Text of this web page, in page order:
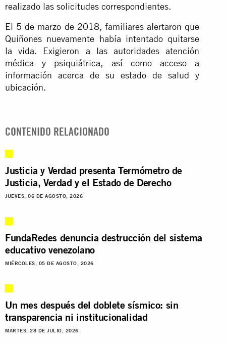
realizado las solicitudes correspondientes.
El 5 de marzo de 2018, familiares alertaron que
Quiñones nuevamente había intentado quitarse
la vida. Exigieron a las autoridades atención
médica y psiquiátrica, así como acceso a
información acerca de su estado de salud y
ubicación.
CONTENIDO RELACIONADO
Justicia y Verdad presenta Termómetro de
Justicia, Verdad y el Estado de Derecho
JUEVES, 06 DE AGOSTO, 2026
FundaRedes denuncia destrucción del sistema
educativo venezolano
MIÉRCOLES, 05 DE AGOSTO, 2026
Un mes después del doblete sísmico: sin
transparencia ni institucionalidad
MARTES, 28 DE JULIO, 2026